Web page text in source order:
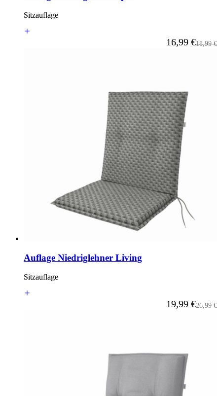
Sitzauflage
Ab
16,99 €18,99 €
Auflage Niedriglehner Living
Sitzauflage
Ab
19,99 €26,99 €